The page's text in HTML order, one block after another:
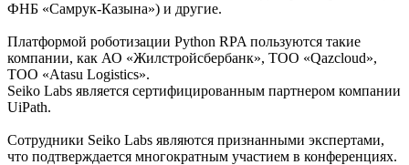
ФНБ «Самрук-Казына») и другие.
Платформой роботизации Python RPA пользуются такие
компании, как АО «Жилстройсбербанк», ТОО «Qazcloud»,
ТОО «Atasu Logistics».
Seiko Labs является сертифицированным партнером компании
UiPath.
Сотрудники Seiko Labs являются признанными экспертами,
что подтверждается многократным участием в конференциях.